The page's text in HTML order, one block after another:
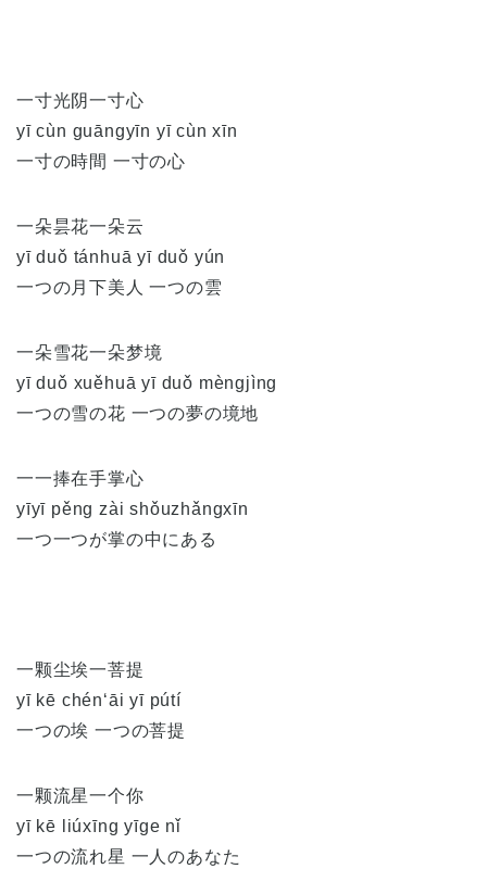
一寸光阴一寸心
yī cùn guāngyīn yī cùn xīn
一寸の時間 一寸の心
一朵昙花一朵云
yī duǒ tánhuā yī duǒ yún
一つの月下美人 一つの雲
一朵雪花一朵梦境
yī duǒ xuěhuā yī duǒ mèngjìng
一つの雪の花 一つの夢の境地
一一捧在手掌心
yīyī pěng zài shǒuzhǎngxīn
一つ一つが掌の中にある
一颗尘埃一菩提
yī kē chén‘āi yī pútí
一つの埃 一つの菩提
一颗流星一个你
yī kē liúxīng yīge nǐ
一つの流れ星 一人のあなた